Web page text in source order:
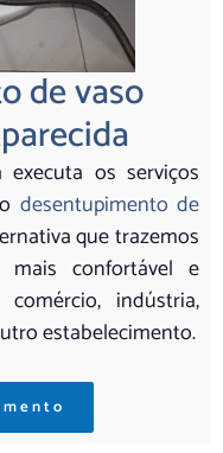
de vaso
os serviços
desentupimento de
que trazemos
confortável e
indústria,
estabelecimento.